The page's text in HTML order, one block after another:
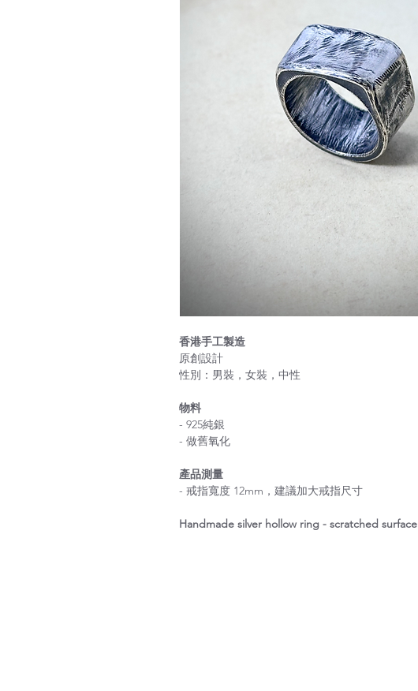
香港手工製造
原創設計
性別：男裝，女裝，中性
物料
- 925純銀
- 做舊氧化
產品測量
- 戒指寬度 12mm，建議加大戒指尺寸
Handmade silver hollow ring - scratched surface